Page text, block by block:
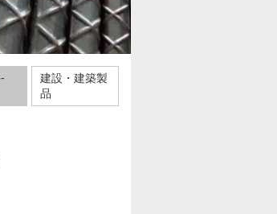
建設・建築製
品